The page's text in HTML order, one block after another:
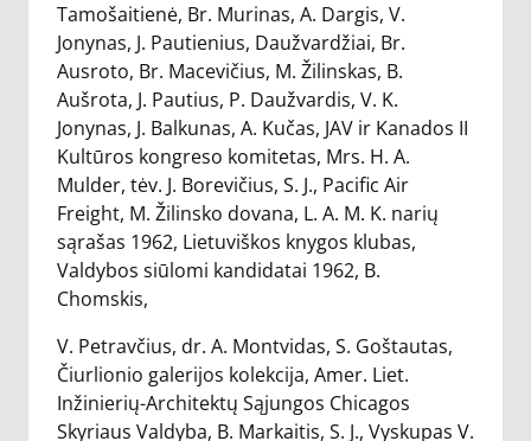
Tamošaitienė, Br. Murinas, A. Dargis, V.
Jonynas, J. Pautienius, Daužvardžiai, Br.
Ausroto, Br. Macevičius, M. Žilinskas, B.
Aušrota, J. Pautius, P. Daužvardis, V. K.
Jonynas, J. Balkunas, A. Kučas, JAV ir Kanados II
Kultūros kongreso komitetas, Mrs. H. A.
Mulder, tėv. J. Borevičius, S. J., Pacific Air
Freight, M. Žilinsko dovana, L. A. M. K. narių
sąrašas 1962, Lietuviškos knygos klubas,
Valdybos siūlomi kandidatai 1962, B.
Chomskis,
V. Petravčius, dr. A. Montvidas, S. Goštautas,
Čiurlionio galerijos kolekcija, Amer. Liet.
Inžinierių-Architektų Sąjungos Chicagos
Skyriaus Valdyba, B. Markaitis, S. J., Vyskupas V.